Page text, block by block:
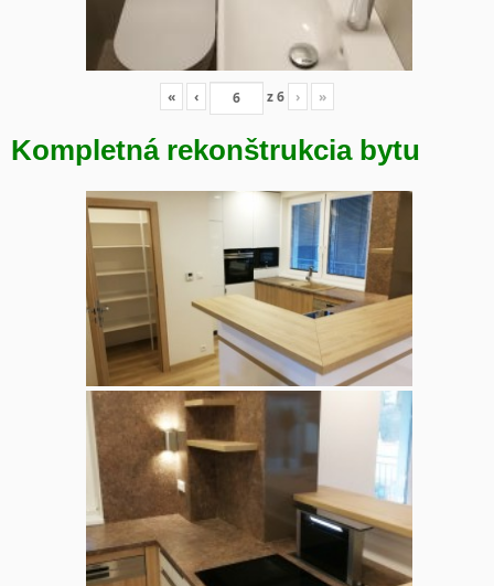
« ‹ z6 › »
Kompletná rekonštrukcia bytu